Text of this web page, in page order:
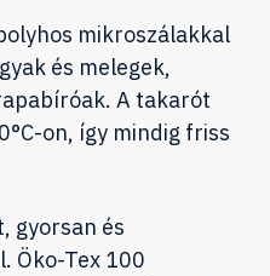
mikroszálakkal
és melegek,
A takarót
on, így mindig friss
gyorsan és
Öko-Tex 100